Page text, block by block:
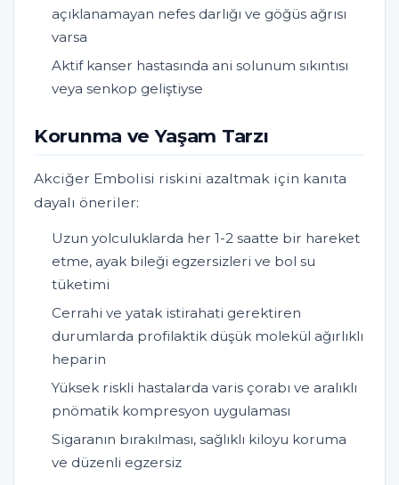
açıklanamayan nefes darlığı ve göğüs ağrısı
varsa
Aktif kanser hastasında ani solunum sıkıntısı
veya senkop geliştiyse
Korunma ve Yaşam Tarzı
Akciğer Embolisi riskini azaltmak için kanıta
dayalı öneriler:
Uzun yolculuklarda her 1-2 saatte bir hareket
etme, ayak bileği egzersizleri ve bol su
tüketimi
Cerrahi ve yatak istirahati gerektiren
durumlarda profilaktik düşük molekül ağırlıklı
heparin
Yüksek riskli hastalarda varis çorabı ve aralıklı
pnömatik kompresyon uygulaması
Sigaranın bırakılması, sağlıklı kiloyu koruma
ve düzenli egzersiz